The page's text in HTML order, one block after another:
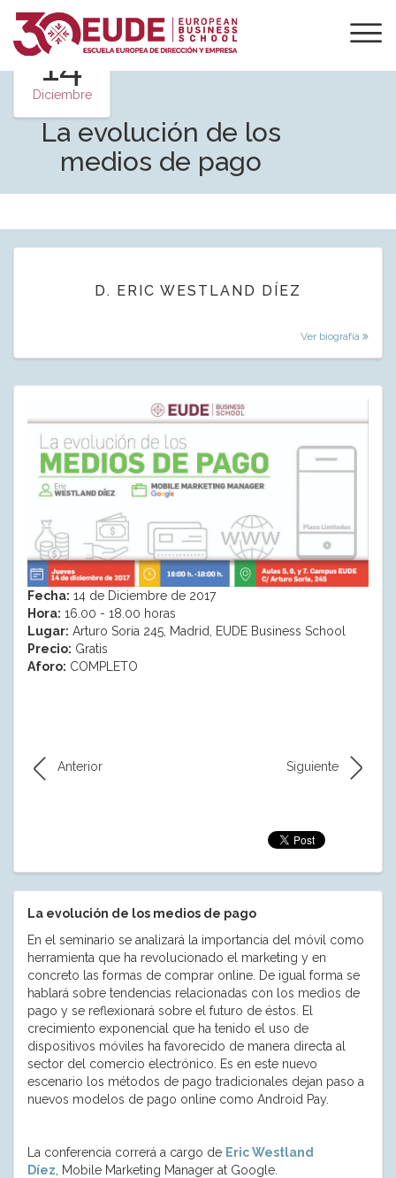
14
Diciembre
La evolución de los
medios de pago
D. ERIC WESTLAND DÍEZ
Ver biografía
Fecha: 14 de Diciembre de 2017
Hora: 16.00 - 18.00 horas
Lugar: Arturo Soria 245, Madrid, EUDE Business School
Precio: Gratis
Aforo: COMPLETO
Anterior Siguiente
La evolución de los medios de pago
En el seminario se analizará la importancia del móvil como
herramienta que ha revolucionado el marketing y en
concreto las formas de comprar online. De igual forma se
hablará sobre tendencias relacionadas con los medios de
pago y se reflexionará sobre el futuro de éstos. El
crecimiento exponencial que ha tenido el uso de
dispositivos móviles ha favorecido de manera directa al
sector del comercio electrónico. Es en este nuevo
escenario los métodos de pago tradicionales dejan paso a
nuevos modelos de pago online como Android Pay.
La conferencia correrá a cargo de Eric Westland
Díez , Mobile Marketing Manager at Google.